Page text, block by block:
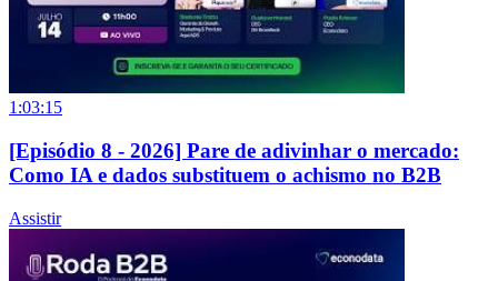
1:03:15
[Episódio 8 - 2026] Pare de adivinhar o mercado:
Como IA e dados substituem o achismo no B2B
Assistir